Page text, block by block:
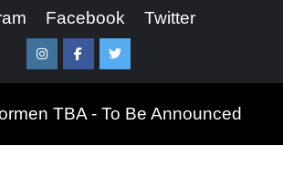
Facebook Twitter
InstagramFacebookTwitter
TBA - To Be Announced